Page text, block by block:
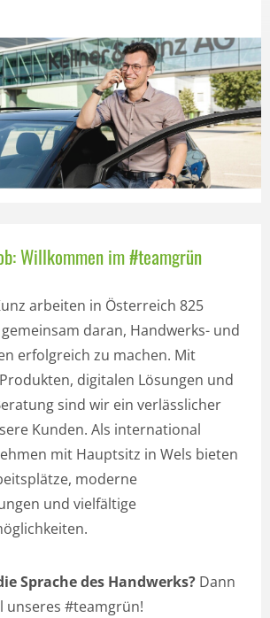
Willkommen im #teamgrün
arbeiten in Österreich 825
daran, Handwerks- und
erfolgreich zu machen. Mit
digitalen Lösungen und
sind wir ein verlässlicher
Kunden. Als international
mit Hauptsitz in Wels bieten
moderne
und vielfältige
Sprache des Handwerks? Dann
unseres #teamgrün!